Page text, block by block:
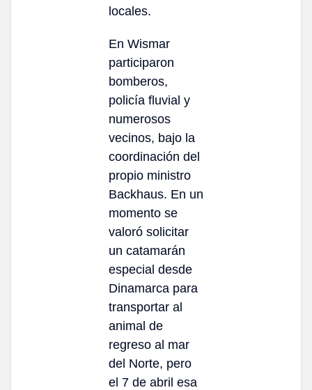
locales.
En Wismar
participaron
bomberos,
policía fluvial y
numerosos
vecinos, bajo la
coordinación del
propio ministro
Backhaus. En un
momento se
valoró solicitar
un catamarán
especial desde
Dinamarca para
transportar al
animal de
regreso al mar
del Norte, pero
el 7 de abril esa